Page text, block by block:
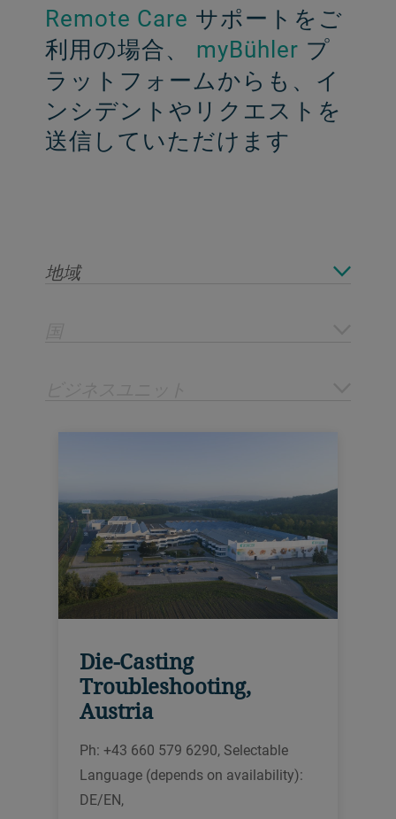
Remote Care サポートをご
利用の場合、 myBühler プ
ラットフォームからも、イ
ンシデントやリクエストを
送信していただけます
地域
Die-Casting
Troubleshooting,
Austria
Ph: +43 660 579 6290, Selectable
Language (depends on availability):
DE/EN,